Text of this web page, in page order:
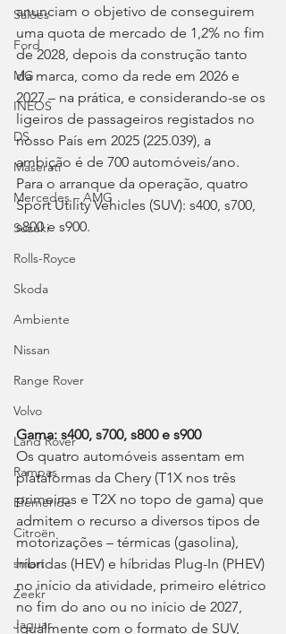
Salões
Ford
MG
INEOS
DS
Maserati
Mercedes – AMG
Suzuki
Rolls-Royce
Skoda
Ambiente
Nissan
Range Rover
Volvo
Land Rover
Rampas
Efeméride
Citroën
smart
Zeekr
Jaguar
anunciam o objetivo de conseguirem
uma quota de mercado de 1,2% no fim
de 2028, depois da construção tanto
da marca, como da rede em 2026 e
2027 – na prática, e considerando-se os
ligeiros de passageiros registados no
nosso País em 2025 (225.039), a
ambição é de 700 automóveis/ano.
Para o arranque da operação, quatro
Sport Utility Vehicles (SUV): s400, s700,
s800 e s900.
Gama: s400, s700, s800 e s900
Os quatro automóveis assentam em
plataformas da Chery (T1X nos três
primeiros e T2X no topo de gama) que
admitem o recurso a diversos tipos de
motorizações – térmicas (gasolina),
híbridas (HEV) e híbridas Plug-In (PHEV)
no início da atividade, primeiro elétrico
no fim do ano ou no início de 2027,
igualmente com o formato de SUV,